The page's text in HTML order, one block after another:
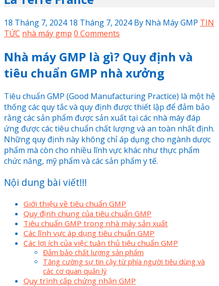
18 Tháng 7, 2024 18 Tháng 7, 2024 By Nhà Máy GMP TIN
TỨC nhà máy gmp 0 Comments
Nhà máy GMP là gì? Quy định và
tiêu chuẩn GMP nhà xưởng
Tiêu chuẩn GMP (Good Manufacturing Practice) là một hệ
thống các quy tắc và quy định được thiết lập để đảm bảo
rằng các sản phẩm được sản xuất tại các nhà máy đáp
ứng được các tiêu chuẩn chất lượng và an toàn nhất định.
Những quy định này không chỉ áp dụng cho ngành dược
phẩm mà còn cho nhiều lĩnh vực khác như thực phẩm
chức năng, mỹ phẩm và các sản phẩm y tế.
Nội dung bài viết!!!
Giới thiệu về tiêu chuẩn GMP
Quy định chung của tiêu chuẩn GMP
Tiêu chuẩn GMP trong nhà máy sản xuất
Các lĩnh vực áp dụng tiêu chuẩn GMP
Các lợi ích của việc tuân thủ tiêu chuẩn GMP
Đảm bảo chất lượng sản phẩm
Tăng cường sự tin cậy từ phía người tiêu dùng và
các cơ quan quản lý
Quy trình cấp chứng nhận GMP